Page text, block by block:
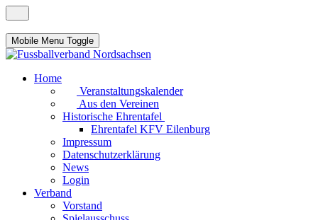
Mobile Menu Toggle
Home
Veranstaltungskalender
Aus den Vereinen
Historische Ehrentafel
Ehrentafel KFV Eilenburg
Impressum
Datenschutzerklärung
News
Login
Verband
Vorstand